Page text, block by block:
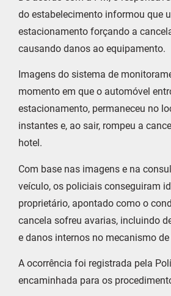
do estabelecimento informou que
estacionamento forçando a
causando danos ao equipamento.
Imagens do sistema de
momento em que o automóvel
estacionamento, permaneceu no
instantes e, ao sair, rompeu a
hotel.
Com base nas imagens e na
veículo, os policiais conseguiram
proprietário, apontado como o
cancela sofreu avarias, incluindo
e danos internos no mecanismo
A ocorrência foi registrada pela
encaminhada para os